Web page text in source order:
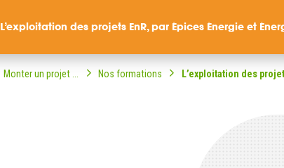
L’exploitation des projets EnR, par Épices Énergie et Énergie
Monter un projet ... Nos formations L’exploitation des